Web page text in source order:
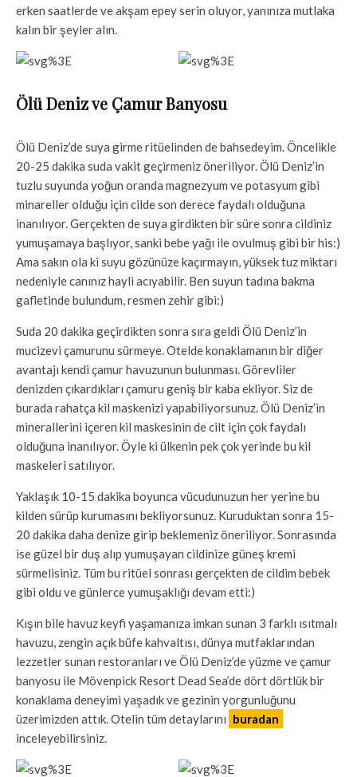
erken saatlerde ve akşam epey serin oluyor, yanınıza mutlaka
kalın bir şeyler alın.
Ölü Deniz ve Çamur Banyosu
Ölü Deniz’de suya girme ritüelinden de bahsedeyim. Öncelikle
20-25 dakika suda vakit geçirmeniz öneriliyor. Ölü Deniz’in
tuzlu suyunda yoğun oranda magnezyum ve potasyum gibi
minareller olduğu için cilde son derece faydalı olduğuna
inanılıyor. Gerçekten de suya girdikten bir süre sonra cildiniz
yumuşamaya başlıyor, sanki bebe yağı ile ovulmuş gibi bir his:)
Ama sakın ola ki suyu gözünüze kaçırmayın, yüksek tuz miktarı
nedeniyle canınız hayli acıyabilir. Ben suyun tadına bakma
gafletinde bulundum, resmen zehir gibi:)
Suda 20 dakika geçirdikten sonra sıra geldi Ölü Deniz’in
mucizevi çamurunu sürmeye. Otelde konaklamanın bir diğer
avantajı kendi çamur havuzunun bulunması. Görevliler
denizden çıkardıkları çamuru geniş bir kaba ekliyor. Siz de
burada rahatça kil maskenizi yapabiliyorsunuz. Ölü Deniz’in
minerallerini içeren kil maskesinin de cilt için çok faydalı
olduğuna inanılıyor. Öyle ki ülkenin pek çok yerinde bu kil
maskeleri satılıyor.
Yaklaşık 10-15 dakika boyunca vücudunuzun her yerine bu
kilden sürüp kurumasını bekliyorsunuz. Kuruduktan sonra 15-
20 dakika daha denize girip beklemeniz öneriliyor. Sonrasında
ise güzel bir duş alıp yumuşayan cildinize güneş kremi
sürmelisiniz. Tüm bu ritüel sonrası gerçekten de cildim bebek
gibi oldu ve günlerce yumuşaklığı devam etti:)
Kışın bile havuz keyfi yaşamanıza imkan sunan 3 farklı ısıtmalı
havuzu, zengin açık büfe kahvaltısı, dünya mutfaklarından
lezzetler sunan restoranları ve Ölü Deniz’de yüzme ve çamur
banyosu ile Mövenpick Resort Dead Sea’de dört dörtlük bir
konaklama deneyimi yaşadık ve gezinin yorgunluğunu
üzerimizden attık. Otelin tüm detaylarını buradan
inceleyebilirsiniz.